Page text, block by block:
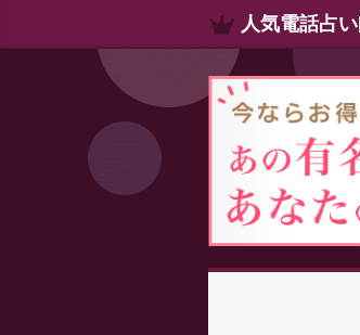
人気電話占